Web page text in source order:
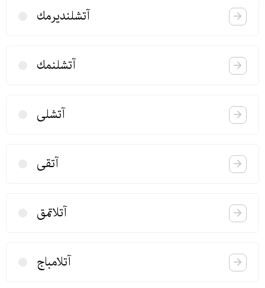
آتشلندیرمك
آتشلنمك
آتشلی
آتقی
آتلاتمق
آتلامباج